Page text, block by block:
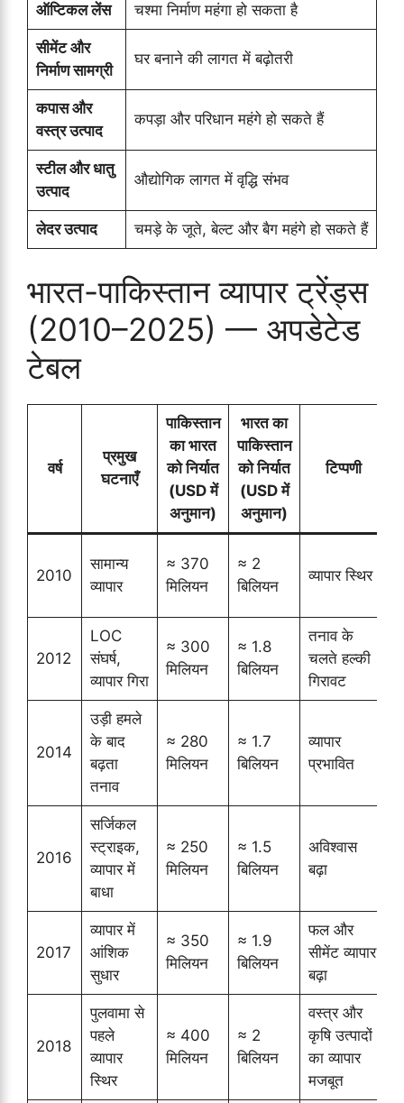
ऑप्टिकल लेंस चश्मा निर्माण महंगा हो सकता है
सीमेंट और
निर्माण सामग्री
घर बनाने की लागत में बढ़ोतरी
कपास और
वस्त्र उत्पाद
कपड़ा और परिधान महंगे हो सकते हैं
स्टील और धातु
उत्पाद
औद्योगिक लागत में वृद्धि संभव
लेदर उत्पाद चमड़े के जूते, बेल्ट और बैग महंगे हो सकते हैं
भारत-पाकिस्तान व्यापार ट्रेंड्स
(2010–2025) — अपडेटेड
टेबल
वर्ष
प्रमुख
घटनाएँ
पाकिस्तान
का भारत
को निर्यात
(USD में
अनुमान)
भारत का
पाकिस्तान
को निर्यात
(USD में
अनुमान)
टिप्पणी
2010
सामान्य
व्यापार
≈ 370
मिलियन
≈ 2
बिलियन
व्यापार स्थिर
2012
LOC
संघर्ष,
व्यापार गिरा
≈ 300
मिलियन
≈ 1.8
बिलियन
तनाव के
चलते हल्की
गिरावट
2014
उड़ी हमले
के बाद
बढ़ता
तनाव
≈ 280
मिलियन
≈ 1.7
बिलियन
व्यापार
प्रभावित
2016
सर्जिकल
स्ट्राइक,
व्यापार में
बाधा
≈ 250
मिलियन
≈ 1.5
बिलियन
अविश्वास
बढ़ा
2017
व्यापार में
आंशिक
सुधार
≈ 350
मिलियन
≈ 1.9
बिलियन
फल और
सीमेंट व्यापार
बढ़ा
2018
पुलवामा से
पहले
व्यापार
स्थिर
≈ 400
मिलियन
≈ 2
बिलियन
वस्त्र और
कृषि उत्पादों
का व्यापार
मजबूत